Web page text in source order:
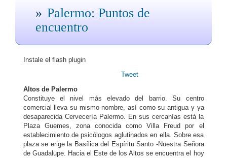
Palermo: Puntos de
encuentro
Instale el flash plugin
Tweet
Altos de Palermo
Constituye el nivel más elevado del barrio. Su centro
comercial lleva su mismo nombre, así como su antigua y ya
desaparecida Cervecería Palermo. En sus cercanías está la
Plaza Guemes, zona conocida como Villa Freud por el
establecimiento de psicólogos aglutinados en ella. Sobre esa
plaza se erige la Basílica del Espíritu Santo -Nuestra Señora
de Guadalupe. Hacia el Este de los Altos se encuentra el hoy